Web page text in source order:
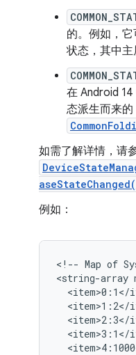
的。例如，
状态，其中主
在 Android
态派生而来
如需了解详情，请
例如：
<!-- Map of
<string-array
<item>0:1</
<item>1:2</
<item>2:3</
<item>3:1</